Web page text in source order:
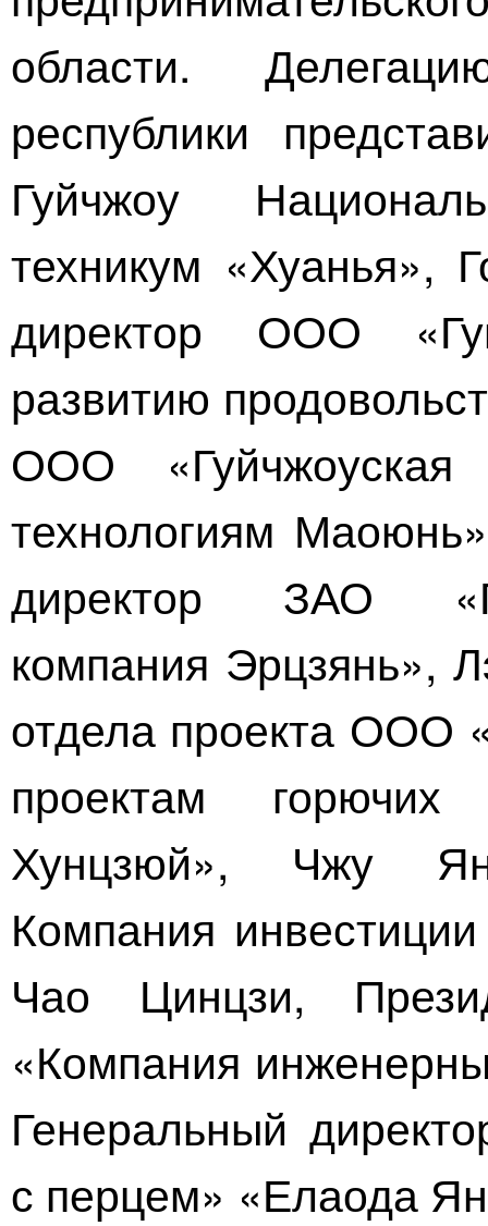
области.
республики
Гуйчжоу
техникум «Хуанья»,
директор ООО
развитию
ООО
технологиям Маоюнь»
директор ЗАО
компания Эрцзянь»,
отдела проекта ООО
проектам
Хунцзюй», Чжу
Компания
Чао Цинцзи,
«Компания
Генеральный
с перцем» «Елаода